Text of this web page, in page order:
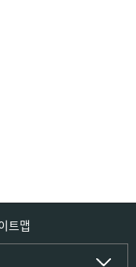
트맵